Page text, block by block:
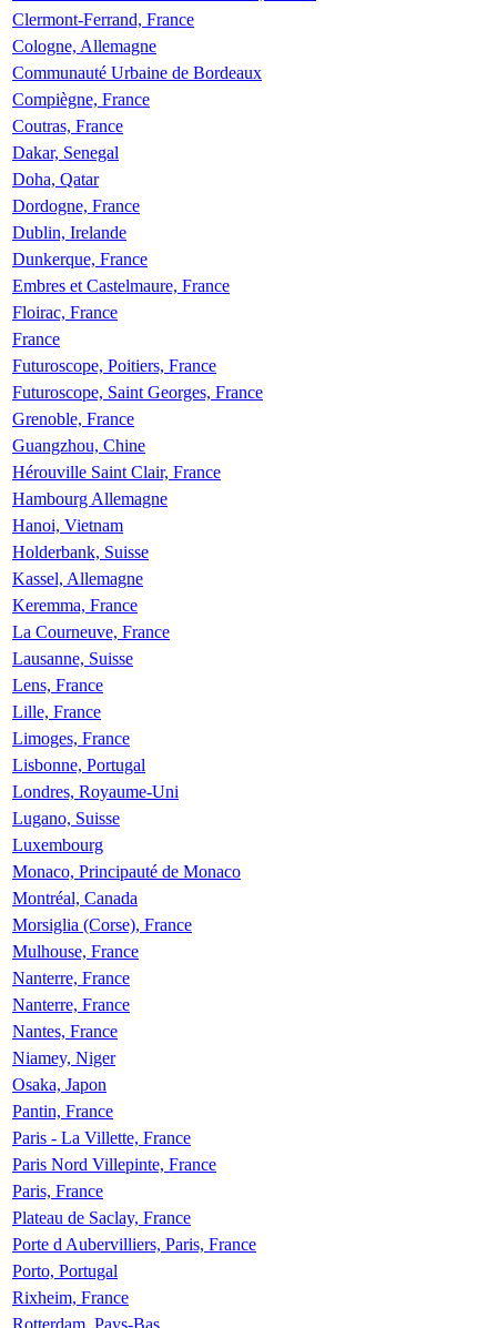
Clermont-Ferrand, France
Cologne, Allemagne
Communauté Urbaine de Bordeaux
Compiègne, France
Coutras, France
Dakar, Senegal
Doha, Qatar
Dordogne, France
Dublin, Irelande
Dunkerque, France
Embres et Castelmaure, France
Floirac, France
France
Futuroscope, Poitiers, France
Futuroscope, Saint Georges, France
Grenoble, France
Guangzhou, Chine
Hérouville Saint Clair, France
Hambourg Allemagne
Hanoi, Vietnam
Holderbank, Suisse
Kassel, Allemagne
Keremma, France
La Courneuve, France
Lausanne, Suisse
Lens, France
Lille, France
Limoges, France
Lisbonne, Portugal
Londres, Royaume-Uni
Lugano, Suisse
Luxembourg
Monaco, Principauté de Monaco
Montréal, Canada
Morsiglia (Corse), France
Mulhouse, France
Nanterre, France
Nanterre, France
Nantes, France
Niamey, Niger
Osaka, Japon
Pantin, France
Paris - La Villette, France
Paris Nord Villepinte, France
Paris, France
Plateau de Saclay, France
Porte d Aubervilliers, Paris, France
Porto, Portugal
Rixheim, France
Rotterdam, Pays-Bas